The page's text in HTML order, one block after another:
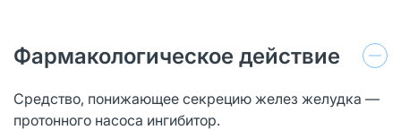
Фармакологическое действие
Средство, понижающее секрецию желез желудка —
протонного насоса ингибитор.